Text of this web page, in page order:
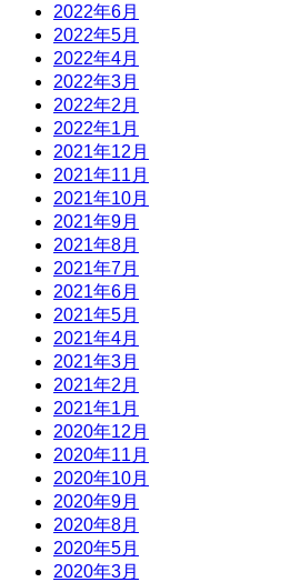
2022年6月
2022年5月
2022年4月
2022年3月
2022年2月
2022年1月
2021年12月
2021年11月
2021年10月
2021年9月
2021年8月
2021年7月
2021年6月
2021年5月
2021年4月
2021年3月
2021年2月
2021年1月
2020年12月
2020年11月
2020年10月
2020年9月
2020年8月
2020年5月
2020年3月